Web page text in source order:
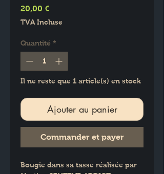
20,00 €
TVA Incluse
Quantité *
Il ne reste que 1 article(s) en stock
Ajouter au panier
Commander et payer
Bougie dans sa tasse réalisée par